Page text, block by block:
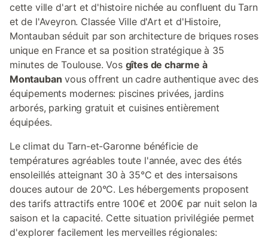
cette ville d'art et d'histoire nichée au confluent du Tarn
et de l'Aveyron. Classée Ville d'Art et d'Histoire,
Montauban séduit par son architecture de briques roses
unique en France et sa position stratégique à 35
minutes de Toulouse. Vos gîtes de charme à
Montauban vous offrent un cadre authentique avec des
équipements modernes: piscines privées, jardins
arborés, parking gratuit et cuisines entièrement
équipées.
Le climat du Tarn-et-Garonne bénéficie de
températures agréables toute l'année, avec des étés
ensoleillés atteignant 30 à 35°C et des intersaisons
douces autour de 20°C. Les hébergements proposent
des tarifs attractifs entre 100€ et 200€ par nuit selon la
saison et la capacité. Cette situation privilégiée permet
d'explorer facilement les merveilles régionales: